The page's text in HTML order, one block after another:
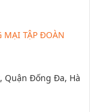
MẠI TẬP ĐOÀN
Quận Đống Đa, Hà